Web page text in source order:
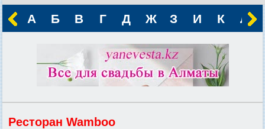
А Б В Г Д Ж З И К Л
Ресторан Wamboo